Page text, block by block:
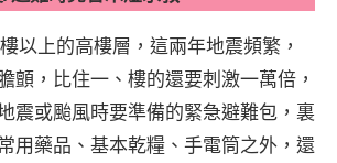
以上的高樓層，這兩年地震頻繁，
顫，比住一、樓的還要刺激一萬倍，
震或颱風時要準備的緊急避難包，裏
用藥品、基本乾糧、手電筒之外，還